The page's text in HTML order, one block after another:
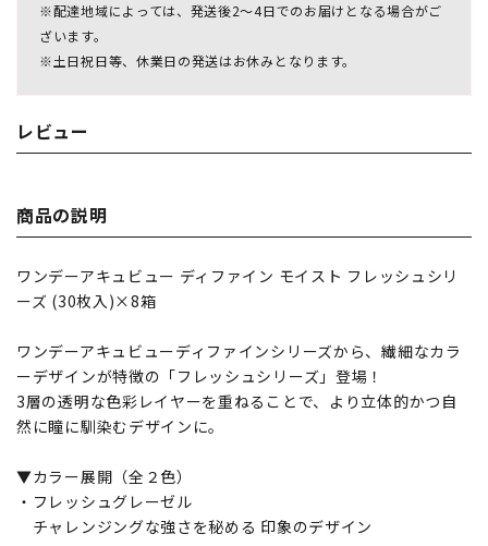
※配達地域によっては、発送後2～4日でのお届けとなる場合がご
ざいます。
※土日祝日等、休業日の発送はお休みとなります。
レビュー
商品の説明
ワンデーアキュビュー ディファイン モイスト フレッシュシリ
ーズ (30枚入)×8箱
ワンデーアキュビューディファインシリーズから、繊細なカラ
ーデザインが特徴の「フレッシュシリーズ」登場！
3層の透明な色彩レイヤーを重ねることで、より立体的かつ自
然に瞳に馴染むデザインに。
▼カラー展開（全２色）
・フレッシュグレーゼル
チャレンジングな強さを秘める 印象のデザイン